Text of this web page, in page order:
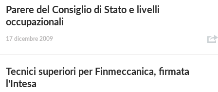
Parere del Consiglio di Stato e livelli
occupazionali
17 dicembre 2009
Tecnici superiori per Finmeccanica, firmata
l'Intesa